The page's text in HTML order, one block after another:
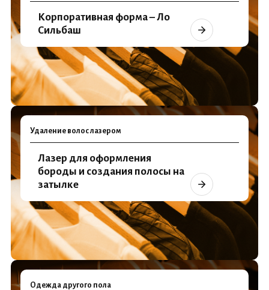
Корпоративная форма – Ло
Сильбаш
Удаление волос лазером
Лазер для оформления
бороды и создания полосы на
затылке
Одежда другого пола